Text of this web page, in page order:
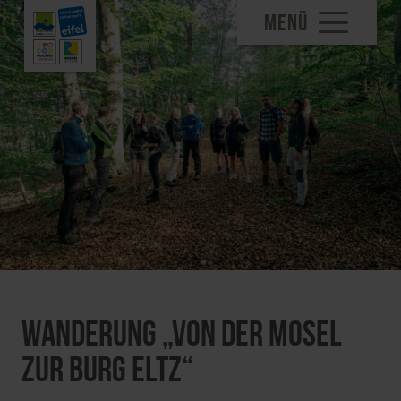
MENÜ
Wanderung „Von der Mosel
zur Burg Eltz“